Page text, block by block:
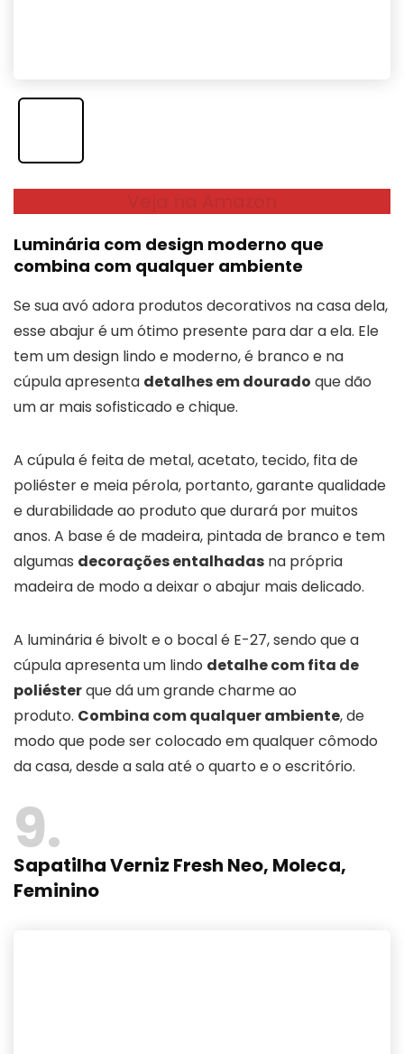
Luminária com design moderno que
combina com qualquer ambiente
Se sua avó adora produtos decorativos na casa dela,
esse abajur é um ótimo presente para dar a ela. Ele
tem um design lindo e moderno, é branco e na
cúpula apresenta detalhes em dourado que dão
um ar mais sofisticado e chique.
A cúpula é feita de metal, acetato, tecido, fita de
poliéster e meia pérola, portanto, garante qualidade
e durabilidade ao produto que durará por muitos
anos. A base é de madeira, pintada de branco e tem
algumas decorações entalhadas na própria
madeira de modo a deixar o abajur mais delicado.
A luminária é bivolt e o bocal é E-27, sendo que a
cúpula apresenta um lindo detalhe com fita de
poliésterque dá um grande charme ao
produto. Combina com qualquer ambiente, de
modo que pode ser colocado em qualquer cômodo
da casa, desde a sala até o quarto e o escritório.
9
Sapatilha Verniz Fresh Neo, Moleca,
Feminino